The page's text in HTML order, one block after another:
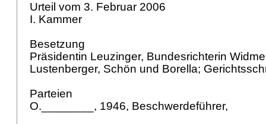
Urteil vom 3. Februar 2006
I. Kammer
Besetzung
Präsidentin Leuzinger, Bundesrichterin
Lustenberger, Schön und Borella;
Parteien
O.________, 1946, Beschwerdeführer,